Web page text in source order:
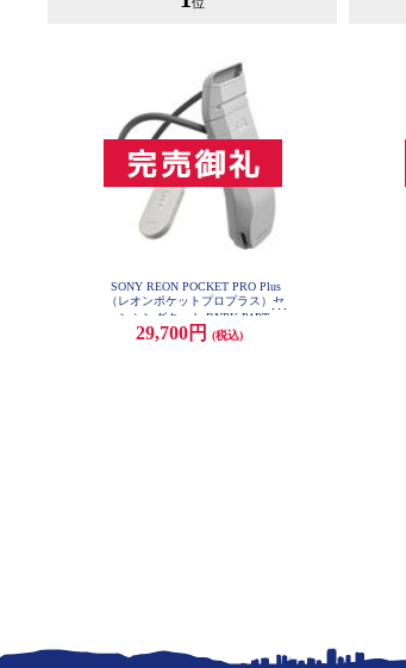
SONY REON POCKET PRO Plus
（レオンポケットプロプラス）セ
ンシングキット RNPK-P1PT
29,700円 (税込)